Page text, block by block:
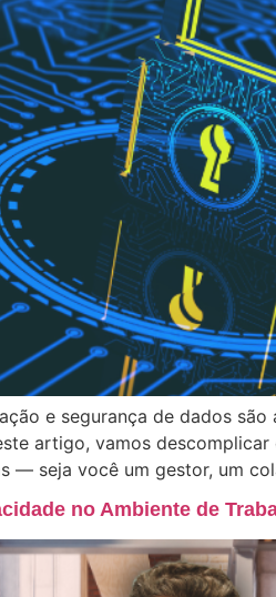
e segurança de dados
artigo, vamos
— seja você um gestor, um
no Ambiente de